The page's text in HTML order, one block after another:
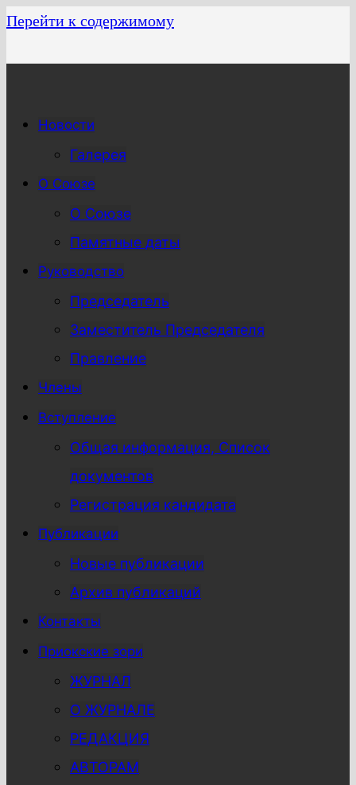
Перейти к содержимому
Новости
Галерея
О Союзе
О Союзе
Памятные даты
Руководство
Председатель
Заместитель Председателя
Правление
Члены
Вступление
Общая информация, Список
документов
Регистрация кандидата
Публикации
Новые публикации
Архив публикаций
Контакты
Приокские зори
ЖУРНАЛ
О ЖУРНАЛЕ
РЕДАКЦИЯ
АВТОРАМ